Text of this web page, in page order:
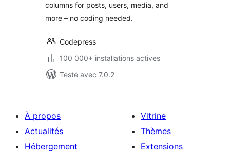
columns for posts, users, media, and
more – no coding needed.
Codepress
100 000+ installations actives
Testé avec 7.0.2
À propos
Actualités
Hébergement
Vitrine
Thèmes
Extensions